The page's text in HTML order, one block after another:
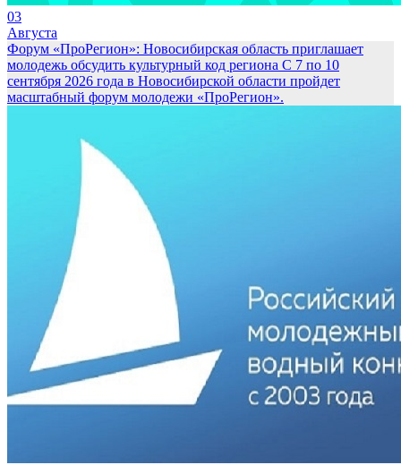
03
Августа
Форум «ПроРегион»: Новосибирская область приглашает
молодежь обсудить культурный код региона С 7 по 10
сентября 2026 года в Новосибирской области пройдет
масштабный форум молодежи «ПроРегион».